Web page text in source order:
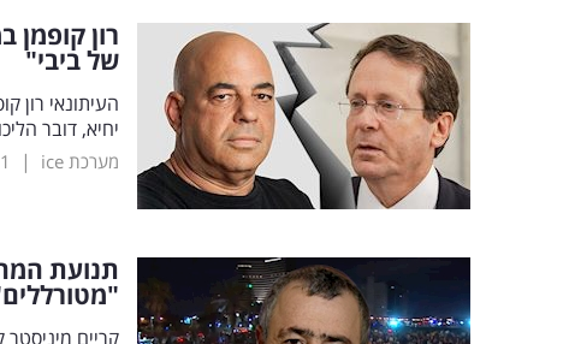
רון
של ביבי"
העיתונאי רון
יחיא, דובר
מערכת ice |
תנועת
קריים